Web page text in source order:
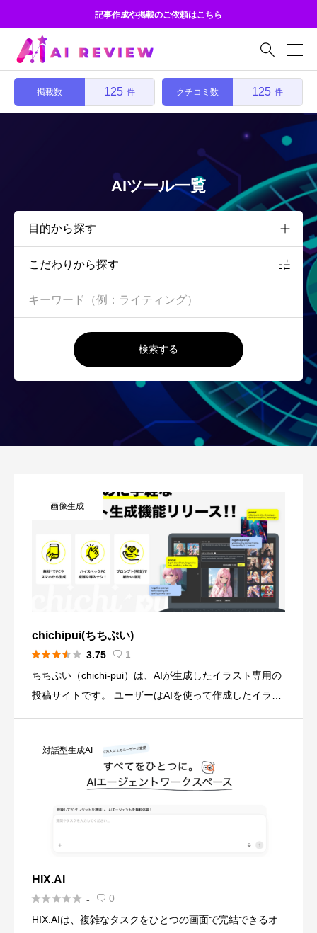
記事作成や掲載のご依頼はこちら

掲載数 125 件 クチコミ数 125 件
AIツール一覧
こだわりから探す
検索する
画像生成
chichipui(ちちぷい)
 3.75  1
ちちぷい（chichi-pui）は、AIが生成したイラスト専用の
投稿サイトです。 ユーザーはAIを使って作成したイラス
対話型生成AI
HIX.AI
 -  0
HIX.AIは、複雑なタスクをひとつの画面で完結できるオ